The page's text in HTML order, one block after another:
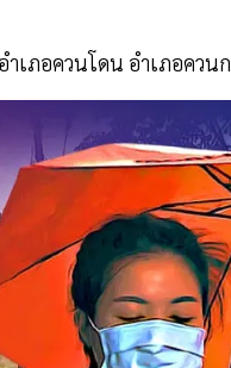
ำเภอควนโดน อำเภอควน